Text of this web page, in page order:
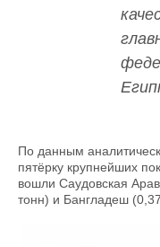
По данным
пятёрку крупнейших
вошли Саудовская
тонн) и Бангладеш